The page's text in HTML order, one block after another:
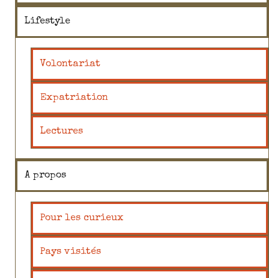
Lifestyle
Volontariat
Expatriation
Lectures
A propos
Pour les curieux
Pays visités